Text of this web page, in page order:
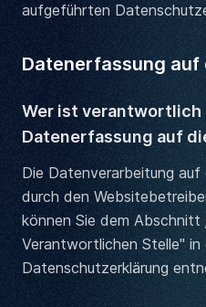
aufgeführten
Datenerfassung auf
Wer ist verantwortlich
Datenerfassung auf
Die Datenverarbeitung
durch den
können Sie dem Abschnitt
Verantwortlichen Stelle" in
Datenschutzerklärung